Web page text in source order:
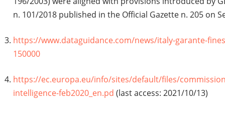
n. 101/2018 published in the Official Gazette n. 205 on
https://www.dataguidance.com/news/italy-garante-
150000
https://ec.europa.eu/info/sites/default/files/
intelligence-feb2020_en.pd (last access: 2021/10/13)